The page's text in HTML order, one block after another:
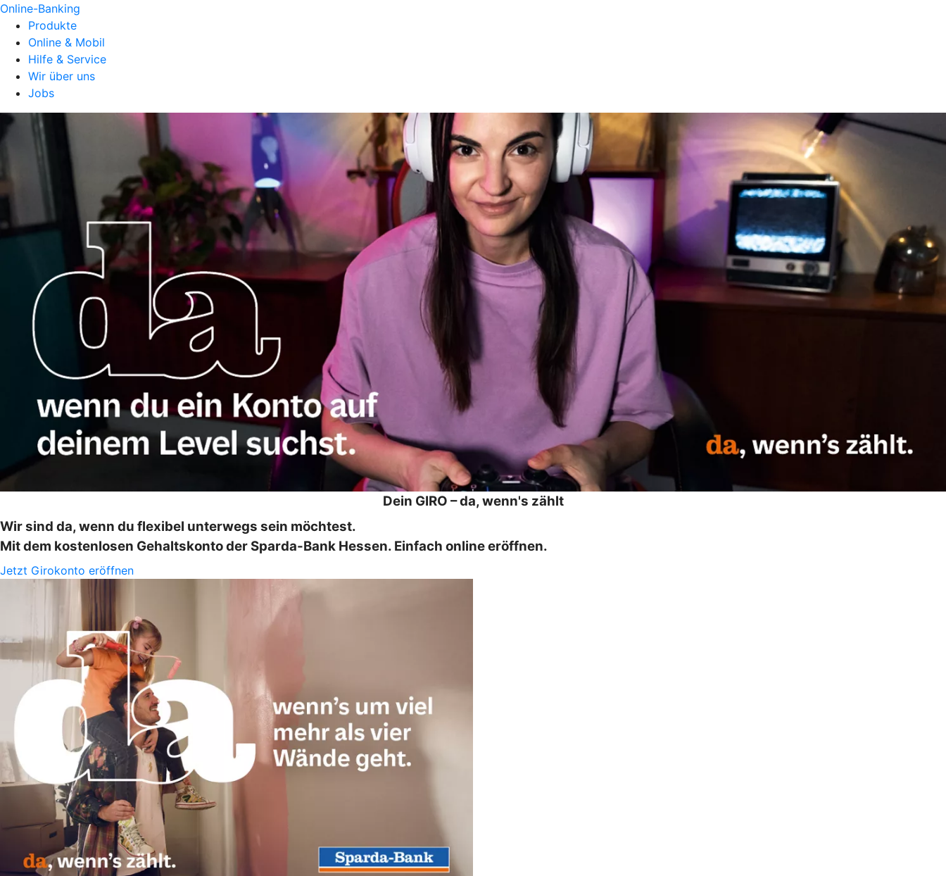
Online-Banking
Produkte
Online & Mobil
Hilfe & Service
Wir über uns
Jobs
Dein GIRO – da, wenn's zählt
Wir sind da, wenn du flexibel unterwegs sein möchtest.
Mit dem kostenlosen Gehaltskonto der Sparda-Bank Hessen. Einfach online eröffnen.
Jetzt Girokonto eröffnen